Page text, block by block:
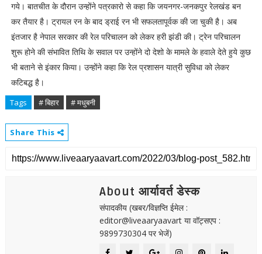
गये। बातचीत के दौरान उन्होंने पत्रकारो से कहा कि जयनगर-जनकपुर रेलखंड बन
कर तैयार है। ट्रायल रन के बाद ड्राई रन भी सफलतापूर्वक की जा चुकी है। अब
इंतजार है नेपाल सरकार की रेल परिचालन को लेकर हरी झंडी की। ट्रेन परिचालन
शुरू होने की संभावित तिथि के सवाल पर उन्होंने दो देशो के मामले के हवाले देते हुये कुछ
भी बताने से इंकार किया। उन्होंने कहा कि रेल प्रशासन यात्री सुविधा को लेकर
कटिबद्ध है।
Tags # बिहार # मधुबनी
Share This
About आर्यावर्त डेस्क
संपादकीय (खबर/विज्ञप्ति ईमेल :
editor@liveaaryaavart या वॉट्सएप :
9899730304 पर भेजें)